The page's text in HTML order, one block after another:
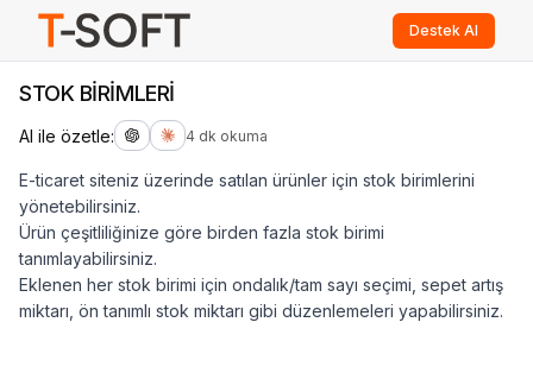
Destek Al
STOK BİRİMLERİ
AI ile özetle: 4 dk okuma
E-ticaret siteniz üzerinde satılan ürünler için stok birimlerini
yönetebilirsiniz.
Ürün çeşitliliğinize göre birden fazla stok birimi
tanımlayabilirsiniz.
Eklenen her stok birimi için ondalık/tam sayı seçimi, sepet artış
miktarı, ön tanımlı stok miktarı gibi düzenlemeleri yapabilirsiniz.